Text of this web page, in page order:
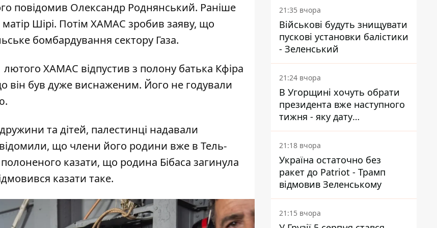
повідомив Олександр Роднянський. Раніше
Шірі. Потім ХАМАС зробив заяву, що
бомбардування сектору Газа.
лютого ХАМАС відпустив з полону батька Кфіра
він був дуже виснаженим. Його не годували
та дітей, палестинці надавали
що члени його родини вже в Тель-
казати, що родина Бібаса загинула
казати таке.
21:35 вчора
Військові будуть знищувати
пускові установки балістики
- Зеленський
21:24 вчора
В Угорщині хочуть обрати
президента вже наступного
тижня - яку дату
пропонують
21:18 вчора
Україна остаточно без
ракет до Patriot - Трамп
відмовив Зеленському
21:15 вчора